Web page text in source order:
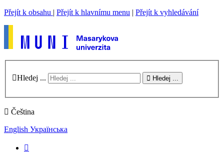
Přejít k obsahu | Přejít k hlavnímu menu | Přejít k vyhledávání
Hledej ... Hledej ...
Čeština
English Українська